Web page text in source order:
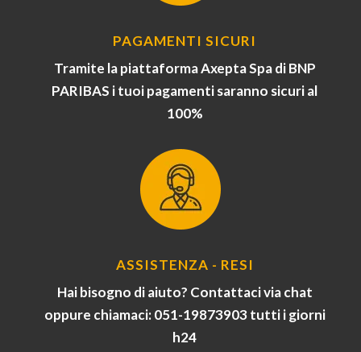
PAGAMENTI SICURI
Tramite la piattaforma Axepta Spa di BNP
PARIBAS i tuoi pagamenti saranno sicuri al
100%
ASSISTENZA - RESI
Hai bisogno di aiuto? Contattaci via chat
oppure chiamaci: 051-19873903 tutti i giorni
h24